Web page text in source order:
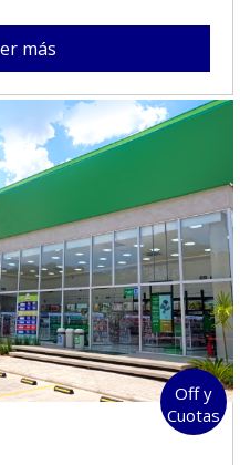
más
Off y
Cuotas